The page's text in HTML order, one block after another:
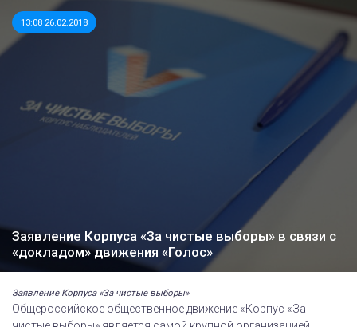
13:08 26.02.2018
Заявление Корпуса «За чистые выборы» в связи с
«докладом» движения «Голос»
Заявление Корпуса «За чистые выборы»
Общероссийское общественное движение «Корпус «За